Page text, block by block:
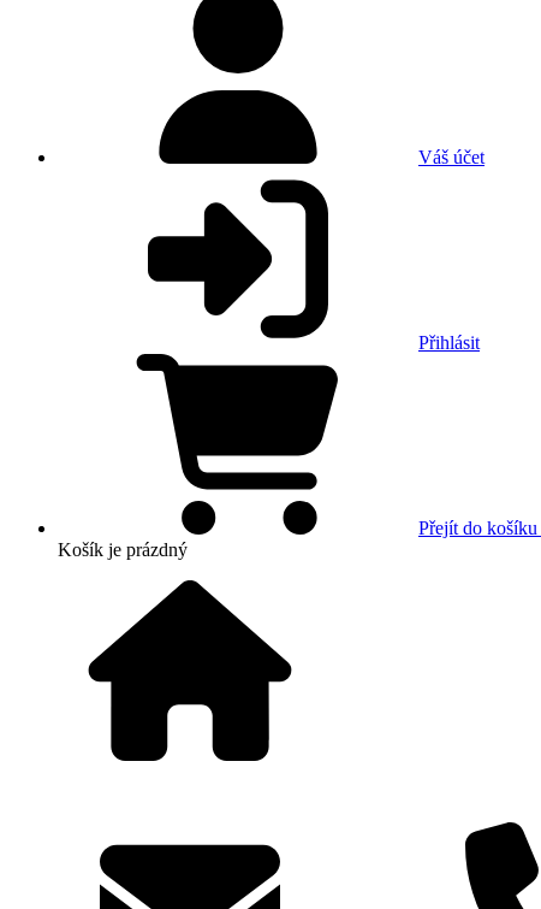
Váš účet
Přihlásit
Přejít do košíku
Košík je prázdný